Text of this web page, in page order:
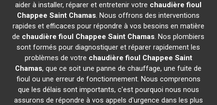
aider à installer, réparer et entretenir votre chaudière fioul
Chappee Saint Chamas. Nous offrons des interventions
rapides et efficaces pour répondre à vos besoins en matière
de chaudière fioul Chappee Saint Chamas. Nos plombiers
sont formés pour diagnostiquer et réparer rapidement les
problèmes de votre chaudière fioul Chappee Saint
Chamas, que ce soit une panne de chauffage, une fuite de
fioul ou une erreur de fonctionnement. Nous comprenons
que les délais sont importants, c'est pourquoi nous nous
assurons de répondre à vos appels d'urgence dans les plus